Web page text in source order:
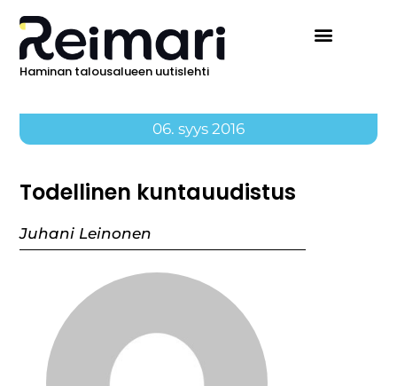
Haminan talousalueen uutislehti
06. syys 2016
Todellinen kuntauudistus
Juhani Leinonen